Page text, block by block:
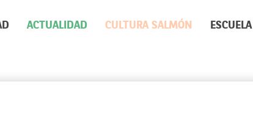
ACTUALIDAD CULTURA SALMÓN
tras la maternidad